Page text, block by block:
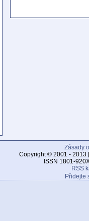
Zásady
Copyright © 2001 - 2013
ISSN 1801-
RSS
Přidejte